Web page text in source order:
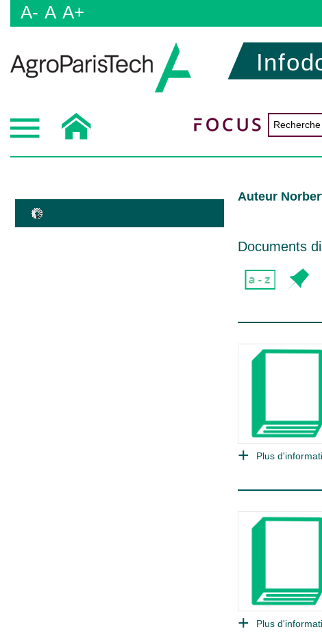
A- A A+
Auteur
Documents
Plus
Plus